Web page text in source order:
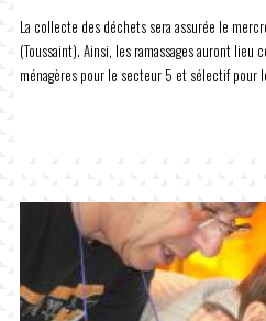
La collecte des déchets sera assurée le
(Toussaint). Ainsi, les ramassages auront lieu
ménagères pour le secteur 5 et sélectif pour